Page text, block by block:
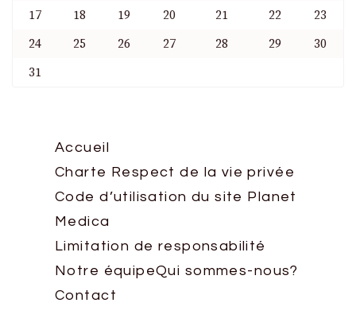
17
18 19 20 21 22
23
24
25 26 27 28 29
30
31
Accueil
Charte Respect de la vie privée
Code d’utilisation du site Planet
Medica
Limitation de responsabilité
Notre équipeQui sommes-nous?
Contact